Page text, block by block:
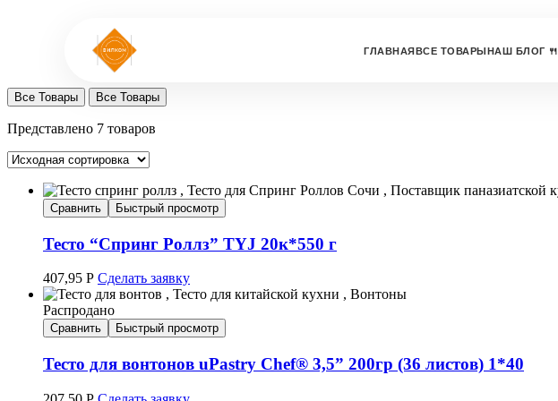
ГЛАВНАЯВСЕ ТОВАРЫНАШ БЛОГ 🍴
Все Товары Все Товары
Представлено 7 товаров
Сравнить Быстрый просмотр
Тесто “Спринг Роллз” TYJ 20к*550 г
407,95 Р Сделать заявку
Распродано
Сравнить Быстрый просмотр
Тесто для вонтонов uPastry Chef® 3,5” 200гр (36 листов) 1*40